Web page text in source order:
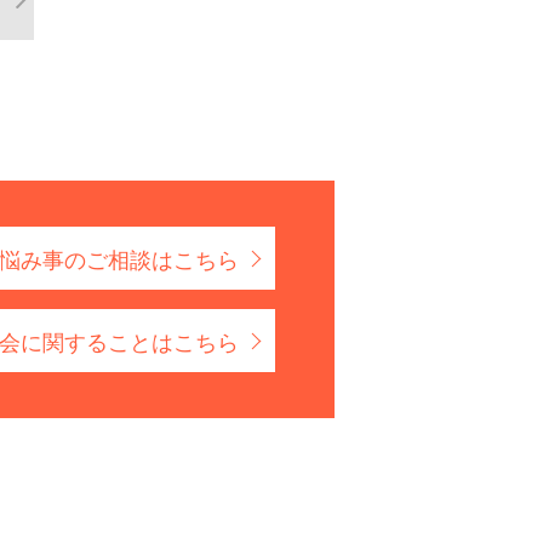
み事のご相談はこちら
に関することはこちら